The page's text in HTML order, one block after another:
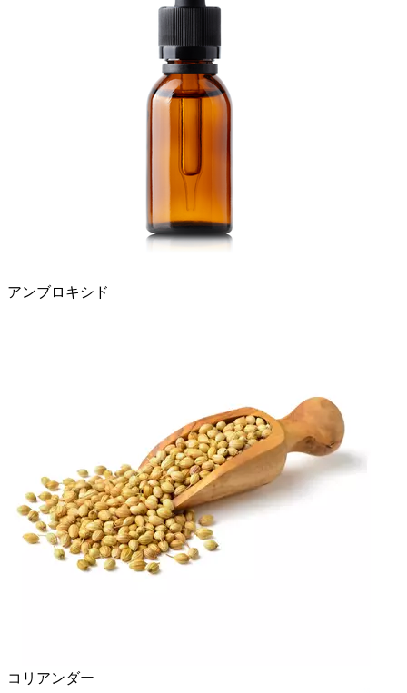
アンブロキシド
コリアンダー